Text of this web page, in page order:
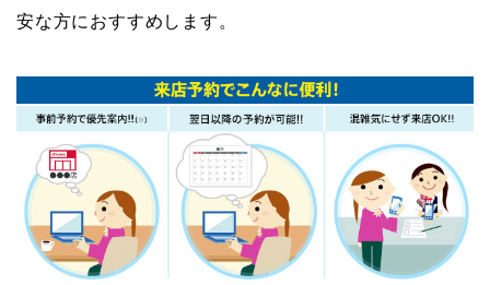
安な方におすすめします。